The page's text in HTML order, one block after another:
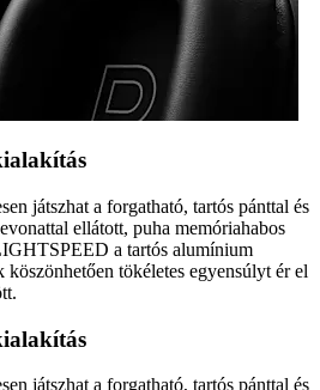
játszhat a forgatható, tartós pánttal és
ellátott, puha memóriahabos
a tartós alumínium
köszönhetően tökéletes egyensúlyt ér el
játszhat a forgatható, tartós pánttal és